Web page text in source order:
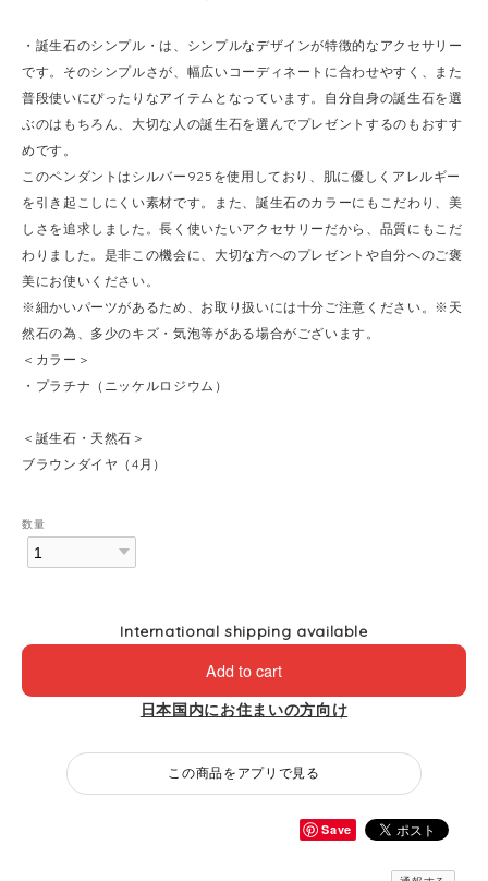
・誕生石のシンプル・は、シンプルなデザインが特徴的なアクセサリー
です。そのシンプルさが、幅広いコーディネートに合わせやすく、また
普段使いにぴったりなアイテムとなっています。自分自身の誕生石を選
ぶのはもちろん、大切な人の誕生石を選んでプレゼントするのもおすす
めです。
このペンダントはシルバー925を使用しており、肌に優しくアレルギー
を引き起こしにくい素材です。また、誕生石のカラーにもこだわり、美
しさを追求しました。長く使いたいアクセサリーだから、品質にもこだ
わりました。是非この機会に、大切な方へのプレゼントや自分へのご褒
美にお使いください。
※細かいパーツがあるため、お取り扱いには十分ご注意ください。※天
然石の為、多少のキズ・気泡等がある場合がございます。
＜カラー＞
・プラチナ（ニッケルロジウム）
＜誕生石・天然石＞
ブラウンダイヤ（4月）
数量
International shipping available
Add to cart
日本国内にお住まいの方向け
この商品をアプリで見る
Save